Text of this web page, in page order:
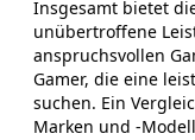
Insgesamt bietet
unübertroffene
anspruchsvollen
Gamer, die eine
suchen. Ein
Marken und -